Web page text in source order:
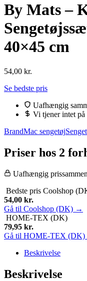
By Mats –
40×45 cm
54,00 kr.
Se bedste pris
Uafhængig
Vi tjener intet
BrandMac sengetøj
Priser hos 2
Uafhængig
Bedste pris Coolshop
54,00 kr.
Gå til Coolshop (DK) →
HOME-TEX (DK)
79,95 kr.
Gå til HOME-TEX
Beskrivelse
Beskrivelse